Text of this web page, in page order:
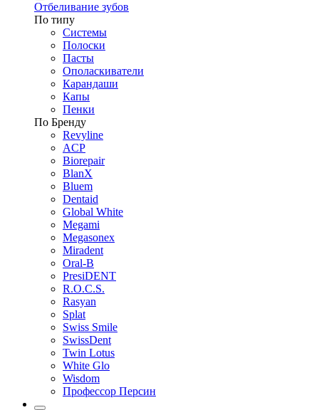
Отбеливание зубов
По типу
Системы
Полоски
Пасты
Ополаскиватели
Карандаши
Капы
Пенки
По Бренду
Revyline
ACP
Biorepair
BlanX
Bluem
Dentaid
Global White
Megami
Megasonex
Miradent
Oral-B
PresiDENT
R.O.C.S.
Rasyan
Splat
Swiss Smile
SwissDent
Twin Lotus
White Glo
Wisdom
Профессор Персин